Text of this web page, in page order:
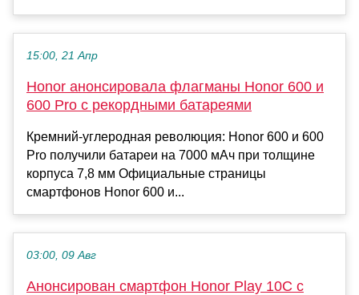
15:00, 21 Апр
Honor анонсировала флагманы Honor 600 и
600 Pro с рекордными батареями
Кремний-углеродная революция: Honor 600 и 600
Pro получили батареи на 7000 мАч при толщине
корпуса 7,8 мм Официальные страницы
смартфонов Honor 600 и...
03:00, 09 Авг
Анонсирован смартфон Honor Play 10C с